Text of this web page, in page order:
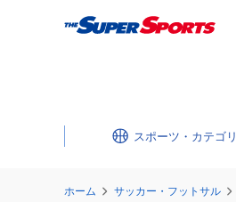
スポーツ・カテゴリ
ホーム サッカー・フットサル